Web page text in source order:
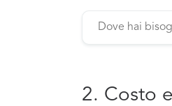
2. Costo